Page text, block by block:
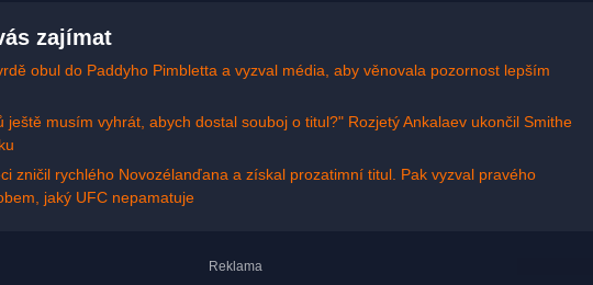
zajímat
obul do Paddyho Pimbletta a vyzval média, aby věnovala pozornost lepším
ještě musím vyhrát, abych dostal souboj o titul?" Rozjetý Ankalaev ukončil Smithe
zničil rychlého Novozélanďana a získal prozatimní titul. Pak vyzval pravého
jaký UFC nepamatuje